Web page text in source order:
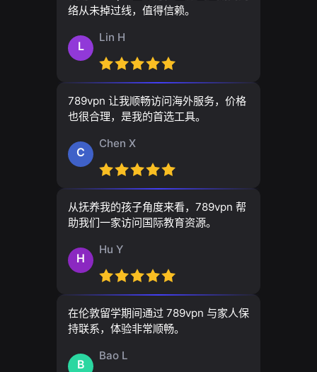
络从未掉过线，值得信赖。
L
Lin H
789vpn 让我顺畅访问海外服务，价格
也很合理，是我的首选工具。
C
Chen X
从抚养我的孩子角度来看，789vpn 帮
助我们一家访问国际教育资源。
H
Hu Y
在伦敦留学期间通过 789vpn 与家人保
持联系，体验非常顺畅。
B
Bao L